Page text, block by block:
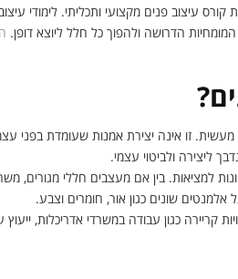
עיצוב פנים מקצועי ותכליתי. לימודי
הדרושה ולהפוך כל חלל ליוצא דופן.
מעשית. זו אינה יצירת אמנות שעומדת בפני
ליצירה ולביטוי עצמי.
למציאות. בין אם מעצבים חללי מגורים,
שונים כגון אור, חומרים וצבע.
קריירה כגון עבודה במשרדי אדריכלות, ייעוץ